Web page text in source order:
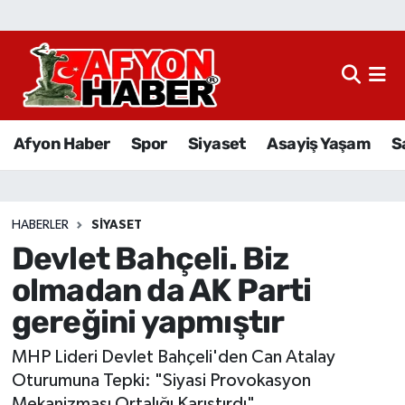
Afyon Haber Spor Siyaset Asayiş Yaşam
HABERLER SIYASET
Devlet Bahçeli. Biz
olmadan da AK Parti
gereğini yapmıştır
MHP Lideri Devlet Bahçeli'den Can Atalay
Oturumuna Tepki: "Siyasi Provokasyon
Afyon Haber
Sağlık
Eğitim
Sivil Toplum
Ekonomi